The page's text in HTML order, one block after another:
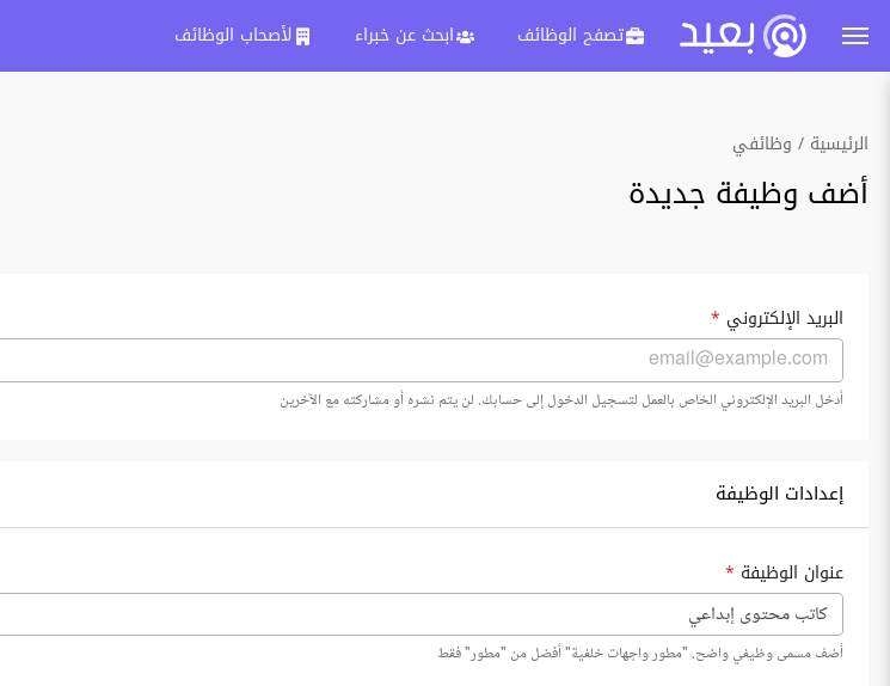
تصفح الوظائف ابحث عن خبراء لأصحاب الوظائف
الرئيسية وظائفي
أضف وظيفة جديدة
البريد الإلكتروني *
أدخل البريد الإلكتروني الخاص بالعمل لتسجيل الدخول إلى حسابك. لن يتم نشره أو مشاركته مع الآخرين
إعدادات الوظيفة
عنوان الوظيفة *
أضف مسمى وظيفي واضح. "مطور واجهات خلفية" أفضل من "مطور" فقط